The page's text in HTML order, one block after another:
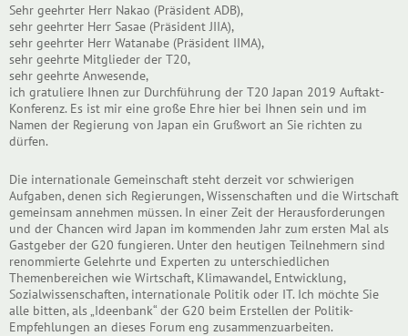
Sehr geehrter Herr Nakao (Präsident ADB),
sehr geehrter Herr Sasae (Präsident JIIA),
sehr geehrter Herr Watanabe (Präsident IIMA),
sehr geehrte Mitglieder der T20,
sehr geehrte Anwesende,
ich gratuliere Ihnen zur Durchführung der T20 Japan 2019 Auftakt-
Konferenz. Es ist mir eine große Ehre hier bei Ihnen sein und im
Namen der Regierung von Japan ein Grußwort an Sie richten zu
dürfen.
Die internationale Gemeinschaft steht derzeit vor schwierigen
Aufgaben, denen sich Regierungen, Wissenschaften und die Wirtschaft
gemeinsam annehmen müssen. In einer Zeit der Herausforderungen
und der Chancen wird Japan im kommenden Jahr zum ersten Mal als
Gastgeber der G20 fungieren. Unter den heutigen Teilnehmern sind
renommierte Gelehrte und Experten zu unterschiedlichen
Themenbereichen wie Wirtschaft, Klimawandel, Entwicklung,
Sozialwissenschaften, internationale Politik oder IT. Ich möchte Sie
alle bitten, als „Ideenbank“ der G20 beim Erstellen der Politik-
Empfehlungen an dieses Forum eng zusammenzuarbeiten.